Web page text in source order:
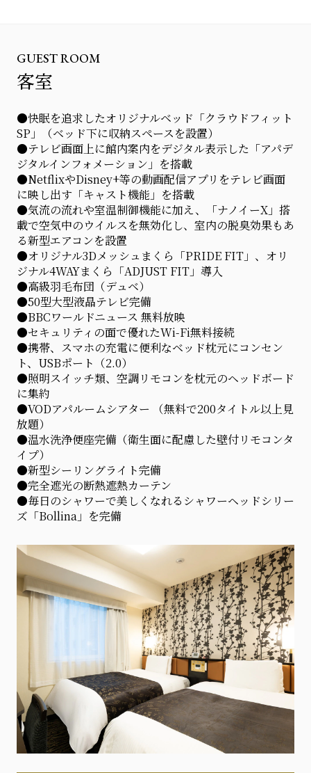
GUEST ROOM
客室
●快眠を追求したオリジナルベッド「クラウドフィット
SP」（ベッド下に収納スペースを設置）
●テレビ画面上に館内案内をデジタル表示した「アパデ
ジタルインフォメーション」を搭載
●NetflixやDisney+等の動画配信アプリをテレビ画面
に映し出す「キャスト機能」を搭載
●気流の流れや室温制御機能に加え、「ナノイーX」搭
載で空気中のウイルスを無効化し、室内の脱臭効果もあ
る新型エアコンを設置
●オリジナル3Dメッシュまくら「PRIDE FIT」、オリ
ジナル4WAYまくら「ADJUST FIT」導入
●高級羽毛布団（デュベ）
●50型大型液晶テレビ完備
●BBCワールドニュース 無料放映
●セキュリティの面で優れたWi-Fi無料接続
●携帯、スマホの充電に便利なベッド枕元にコンセン
ト、USBポート（2.0）
●照明スイッチ類、空調リモコンを枕元のヘッドボード
に集約
●VODアパルームシアター （無料で200タイトル以上見
放題）
●温水洗浄便座完備（衛生面に配慮した壁付リモコンタ
イプ）
●新型シーリングライト完備
●完全遮光の断熱遮熱カーテン
●毎日のシャワーで美しくなれるシャワーヘッドシリー
ズ「Bollina」を完備